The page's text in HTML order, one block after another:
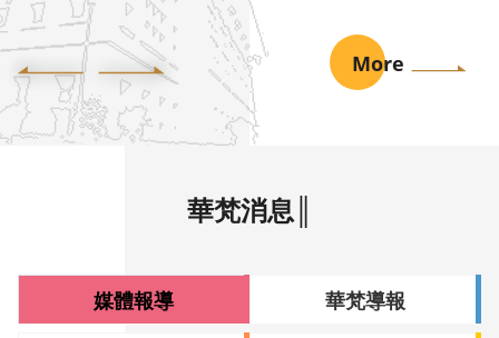
More
華梵消息║
媒體報導 華梵導報